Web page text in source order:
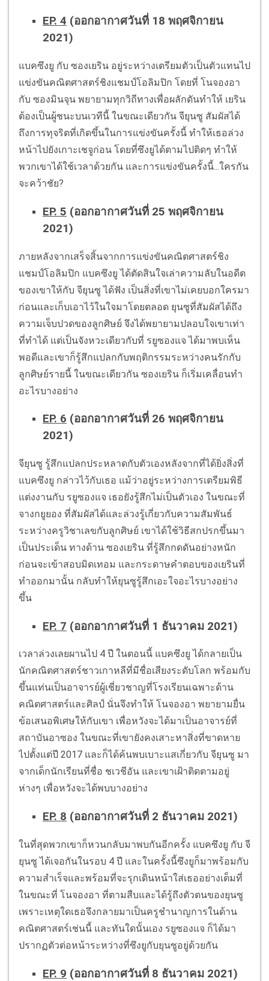
EP. 4 (ออกอากาศวันที่ 18 พฤศจิกายน
2021)
แบคซึงยู กับ ซองเยริน อยู่ระหว่างเตรียมตัวเป็นตัวแทนไป
แข่งขันคณิตศาสตร์ชิงแชมป์โอลิมปิก โดยที่ โนจองอา
กับ ซองมินจุน พยายามทุกวิถีทางเพื่อผลักดันทำให้ เยริน
ต้องเป็นผู้ชนะบนเวทีนี้ ในขณะเดียวกัน จียุนซู สัมผัสได้
ถึงการทุจริตที่เกิดขึ้นในการแข่งขันครั้งนี้ ทำให้เธอล่วง
หน้าไปยังเกาะเชจูก่อน โดยที่ซึงยูได้ตามไปติดๆ ทำให้
พวกเขาได้ใช้เวลาด้วยกัน และการแข่งขันครั้งนี้...ใครกัน
จะคว้าชัย?
EP. 5 (ออกอากาศวันที่ 25 พฤศจิกายน
2021)
ภายหลังจากเสร็จสิ้นจากการแข่งขันคณิตศาสตร์ชิง
แชมป์โอลิมปิก แบคซึงยู ได้ตัดสินใจเล่าความลับในอดีต
ของเขาให้กับ จียุนซู ได้ฟัง เป็นสิ่งที่เขาไม่เคยบอกใครมา
ก่อนและเก็บเอาไว้ในใจมาโดยตลอด ยุนซูที่สัมผัสได้ถึง
ความเจ็บปวดของลูกศิษย์ จึงได้พยายามปลอบใจเขาเท่า
ที่ทำได้ แต่เป็นจังหวะเดียวกับที่ รยูซองแจ ได้มาพบเห็น
พอดีและเขาก็รู้สึกแปลกกับพฤติกรรมระหว่างคนรักกับ
ลูกศิษย์รายนี้ ในขณะเดียวกัน ซองเยริน ก็เริ่มเคลื่อนทำ
อะไรบางอย่าง
EP. 6 (ออกอากาศวันที่ 26 พฤศจิกายน
2021)
จียุนซู รู้สึกแปลกประหลาดกับตัวเองหลังจากที่ได้ยิ่งสิ่งที่
แบคซึงยู กล่าวไว้กับเธอ แม้ว่าอยู่ระหว่างการเตรียมพิธี
แต่งงานกับ รยูซองแจ เธอยังรู้สึกไม่เป็นตัวเอง ในขณะที่
จางกยูยอง ที่สัมผัสได้และล่วงรู้เกี่ยวกับความสัมพันธ์
ระหว่างครูวิชาเลขกับลูกศิษย์ เขาได้ใช้วิธีสกปรกขึ้นมา
เป็นประเด็น ทางด้าน ซองเยริน ที่รู้สึกกดดันอย่างหนัก
ก่อนจะเข้าสอบมิดเทอม และกระดาษคำตอบของเยรินที่
ทำออกมานั้น กลับทำให้ยุนซูรู้สึกเอะใจอะไรบางอย่าง
ขึ้น
EP. 7 (ออกอากาศวันที่ 1 ธันวาคม 2021)
เวลาล่วงเลยผานไป 4 ปี ในตอนนี้ แบคซึงยู ได้กลายเป็น
นักคณิตศาสตร์ชาวเกาหลีที่มีชื่อเสียงระดับโลก พร้อมกับ
ขึ้นแท่นเป็นอาจารย์ผู้เชี่ยวชาญที่โรงเรียนเฉพาะด้าน
คณิตศาสตร์และศิลป์ นั่นจึงทำให้ โนจองอา พยายามยื่น
ข้อเสนอพิเศษให้กับเขา เพื่อหวังจะได้มาเป็นอาจารย์ที่
สถาบันอาซอง ในขณะที่เขายังคงเสาะหาสิ่งที่ขาดหาย
ไปตั้งแต่ปี 2017 และก็ได้ค้นพบเบาะแสเกี่ยวกับ จียุนซู มา
จากเด็กนักเรียนที่ชื่อ ชเวชีอัน และเขาเฝ้าติดตามอยู่
ห่างๆ เพื่อหวังจะได้พบบางอย่าง
EP. 8 (ออกอากาศวันที่ 2 ธันวาคม 2021)
ในที่สุดพวกเขาก็หวนกลับมาพบกันอีกครั้ง แบคซึงยู กับ จี
ยุนซู ได้เจอกันในรอบ 4 ปี และในครั้งนี้ซึงยูก็มาพร้อมกับ
ความสำเร็จและพร้อมที่จะรุกเดินหน้าใส่เธออย่างเต็มที่
ในขณะที่ โนจองอา ที่ตามสืบและได้รู้ถึงตัวตนของยุนซู
เพราะเหตุใดเธอจึงกลายมาเป็นครูชำนาญการในด้าน
คณิตศาสตร์เช่นนี้ และทันใดนั้นเอง รยูซองแจ ก็ได้มา
ปรากฏตัวต่อหน้าระหว่างที่ซึงยูกับยุนซูอยู่ด้วยกัน
EP. 9 (ออกอากาศวันที่ 8 ธันวาคม 2021)